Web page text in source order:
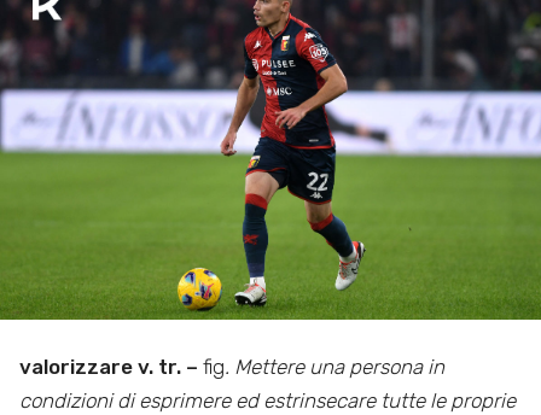
valorizzare v. tr. – fig. Mettere una persona in
condizioni di esprimere ed estrinsecare tutte le proprie